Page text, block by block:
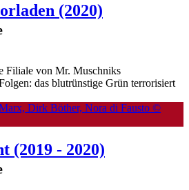
(2020)
Filiale von Mr. Muschniks
das blutrünstige Grün terrorisiert
(2019 - 2020)